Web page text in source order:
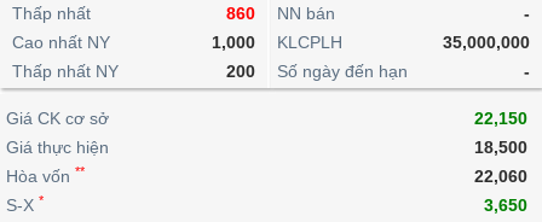
lỗ
dịch
nội
Niên
giám
Định
giá
ngoài
doanh
dịch
Chứng
quyền
quan
Thống
Thống
giao
dịch
Tin
tức
Phân
tích
kỹ
thuật
trực
tuyến
Vĩ
mô
lai
Chứng
quyền
Trái
phiếu
IR
Awards
tạo
Thấp nhất
860
Cao nhất NY
1,000
Thấp nhất NY
200
NN bán
-
KLCPLH
35,000,000
Số ngày đến hạn
-
Giá CK cơ sở
22,150
Giá thực hiện
18,500
Hòa vốn **
22,060
S-X *
3,650
BẤT
ĐỘNG
SẢN
TÀI
CHÍNH